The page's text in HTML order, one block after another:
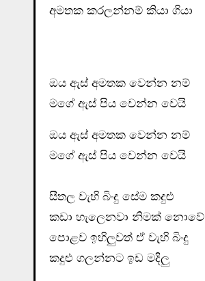
අමතක කරලන්නම් කියා ගියා
ඔය ඇස් අමතක වෙන්න නම්
මගේ ඇස් පිය වෙන්න වෙයි
ඔය ඇස් අමතක වෙන්න නම්
මගේ ඇස් පිය වෙන්න වෙයි
සීතල වැහි බිංදු සේම කදුළු
කඩා හැලෙනවා නිමක් නොවේ
පොළව ඉහිලුවත් ඒ වැහි බිංදු
කදුළු ගලන්නට ඉඩ මදිලු